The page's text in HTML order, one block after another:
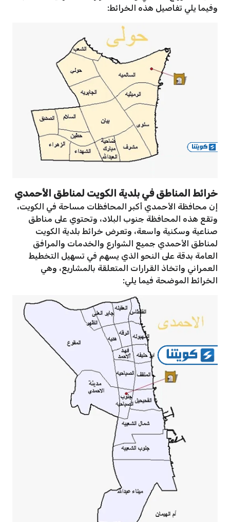
وفيما يلي تفاصيل هذه الخرائط:
خرائط المناطق في بلدية الكويت لمناطق الأحمدي
إن محافظة الأحمدي أكبر المحافظات مساحة في الكويت،
وتقع هذه المحافظة جنوب البلاد، وتحتوي على مناطق
صناعية وسكنية واسعة، وتعرض خرائط بلدية الكويت
لمناطق الأحمدي جميع الشوارع والخدمات والمرافق
العامة بدقة على النحو الذي يسهم في تسهيل التخطيط
العمراني واتخاذ القرارات المتعلقة بالمشاريع، وهي
الخرائط الموضحة فيما يلي: